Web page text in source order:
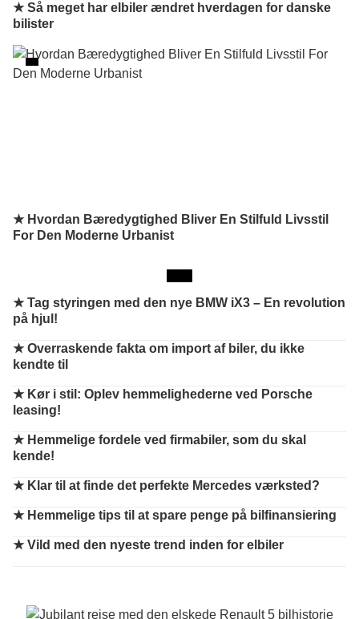
★ Så meget har elbiler ændret hverdagen for danske
bilister
★ Hvordan Bæredygtighed Bliver En Stilfuld Livsstil
For Den Moderne Urbanist
★Tag styringen med den nye BMW iX3 – En revolution
på hjul!
★Overraskende fakta om import af biler, du ikke
kendte til
★ Kør i stil: Oplev hemmelighederne ved Porsche
leasing!
★ Hemmelige fordele ved firmabiler, som du skal
kende!
★ Klar til at finde det perfekte Mercedes værksted?
★ Hemmelige tips til at spare penge på bilfinansiering
★Vild med den nyeste trend inden for elbiler